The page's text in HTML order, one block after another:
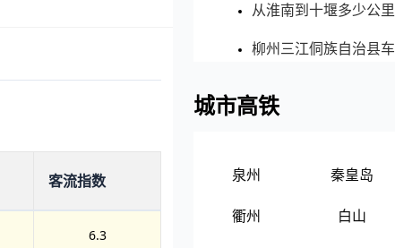
客流指数
6.3
城市高铁
泉州 秦皇岛
衢州 白山